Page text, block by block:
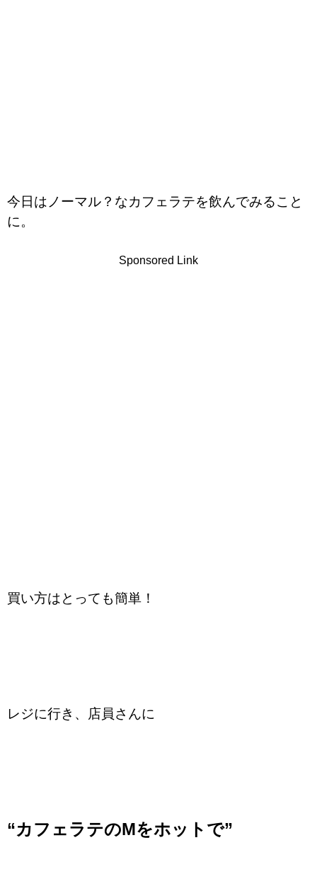
今日はノーマル？なカフェラテを飲んでみること
に。
Sponsored Link
買い方はとっても簡単！
レジに行き、店員さんに
“カフェラテのMをホットで”